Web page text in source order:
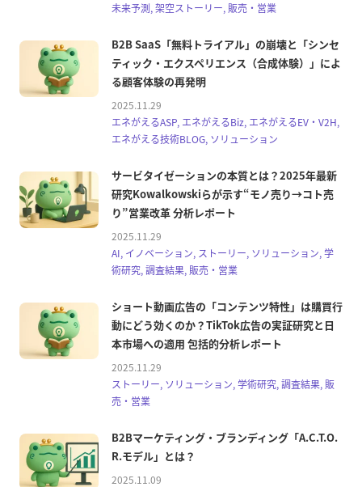
未来予測, 架空ストーリー, 販売・営業
B2B SaaS「無料トライアル」の崩壊と「シンセ
ティック・エクスペリエンス（合成体験）」によ
る顧客体験の再発明
2025.11.29
エネがえるASP, エネがえるBiz, エネがえるEV・V2H,
エネがえる技術BLOG, ソリューション
サービタイゼーションの本質とは？2025年最新
研究Kowalkowskiらが示す“モノ売り→コト売
り”営業改革 分析レポート
2025.11.29
AI, イノベーション, ストーリー, ソリューション, 学
術研究, 調査結果, 販売・営業
ショート動画広告の「コンテンツ特性」は購買行
動にどう効くのか？TikTok広告の実証研究と日
本市場への適用 包括的分析レポート
2025.11.29
ストーリー, ソリューション, 学術研究, 調査結果, 販
売・営業
B2Bマーケティング・ブランディング「A.C.T.O.
R.モデル」とは？
2025.11.09